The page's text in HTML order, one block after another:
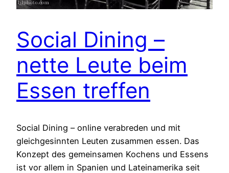
Social Dining –
nette Leute beim
Essen treffen
Social Dining – online verabreden und mit
gleichgesinnten Leuten zusammen essen. Das
Konzept des gemeinsamen Kochens und Essens
ist vor allem in Spanien und Lateinamerika seit